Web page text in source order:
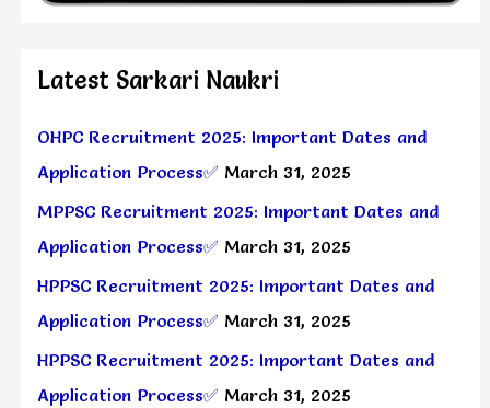
Latest Sarkari Naukri
OHPC Recruitment 2025: Important Dates and
Application Process✅ March 31, 2025
MPPSC Recruitment 2025: Important Dates and
Application Process✅ March 31, 2025
HPPSC Recruitment 2025: Important Dates and
Application Process✅ March 31, 2025
HPPSC Recruitment 2025: Important Dates and
Application Process✅ March 31, 2025